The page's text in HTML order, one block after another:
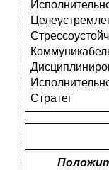
Стратег